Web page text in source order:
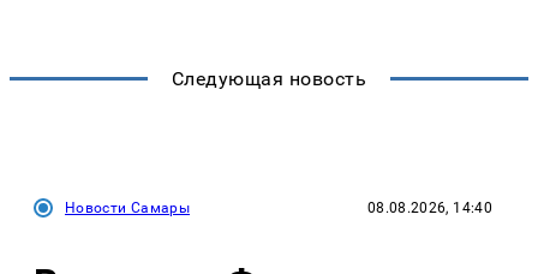
Следующая новость
Новости Самары 08.08.2026, 14:40